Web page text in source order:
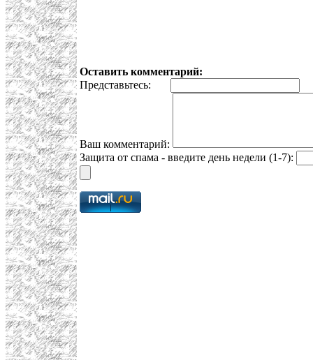
Оставить комментарий:
Представьтесь:
Ваш комментарий:
Защита от спама - введите день недели (1-7):